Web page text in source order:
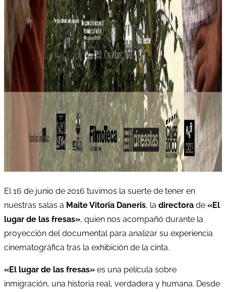
El 16 de junio de 2016 tuvimos la suerte de tener en
nuestras salas a Maite Vitoria Daneris, la directora de «El
lugar de las fresas», quien nos acompañó durante la
proyección del documental para analizar su experiencia
cinematográfica tras la exhibición de la cinta.
«El lugar de las fresas» es una película sobre
inmigración, una historia real, verdadera y humana. Desde